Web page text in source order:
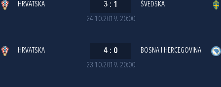
24.10.2019. 20:00
HRVATSKA 3 : 1 ŠVEDSKA
23.10.2019. 20:00
HRVATSKA 4 : 0 BOSNA I HERCEGOVINA